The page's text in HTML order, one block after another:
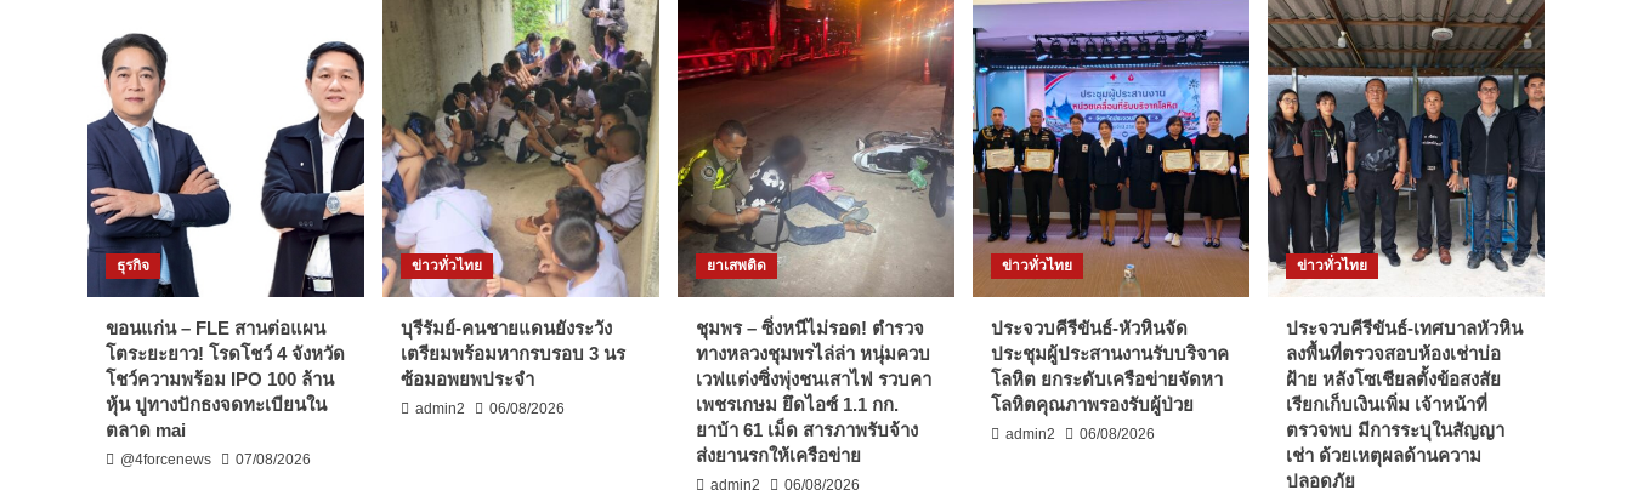
ธุรกิจ
ขอนแก่น – FLE สานต่อแผน
โตระยะยาว! โรดโชว์ 4 จังหวัด
โชว์ความพร้อม IPO 100 ล้าน
หุ้น ปูทางปักธงจดทะเบียนใน
ตลาด mai
@4forcenews 07/08/2026
ข่าวทั่วไทย
บุรีรัมย์-คนชายแดนยังระวัง
เตรียมพร้อมหากรบรอบ 3 นร
ซ้อมอพยพประจำ
admin2 06/08/2026
ยาเสพติด
ชุมพร – ซิ่งหนีไม่รอด! ตำรวจ
ทางหลวงชุมพรไล่ล่า หนุ่มควบ
เวฟแต่งซิ่งพุ่งชนเสาไฟ รวบคา
เพชรเกษม ยึดไอซ์ 1.1 กก.
ยาบ้า 61 เม็ด สารภาพรับจ้าง
ส่งยานรกให้เครือข่าย
admin2 06/08/2026
ข่าวทั่วไทย
ประจวบคีรีขันธ์-หัวหินจัด
ประชุมผู้ประสานงานรับบริจาค
โลหิต ยกระดับเครือข่ายจัดหา
โลหิตคุณภาพรองรับผู้ป่วย
admin2 06/08/2026
ข่าวทั่วไทย
ประจวบคีรีขันธ์-เทศบาลหัวหิน
ลงพื้นที่ตรวจสอบห้องเช่าบ่อ
ฝ้าย หลังโซเชียลตั้งข้อสงสัย
เรียกเก็บเงินเพิ่ม เจ้าหน้าที่
ตรวจพบ มีการระบุในสัญญา
เช่า ด้วยเหตุผลด้านความ
ปลอดภัย